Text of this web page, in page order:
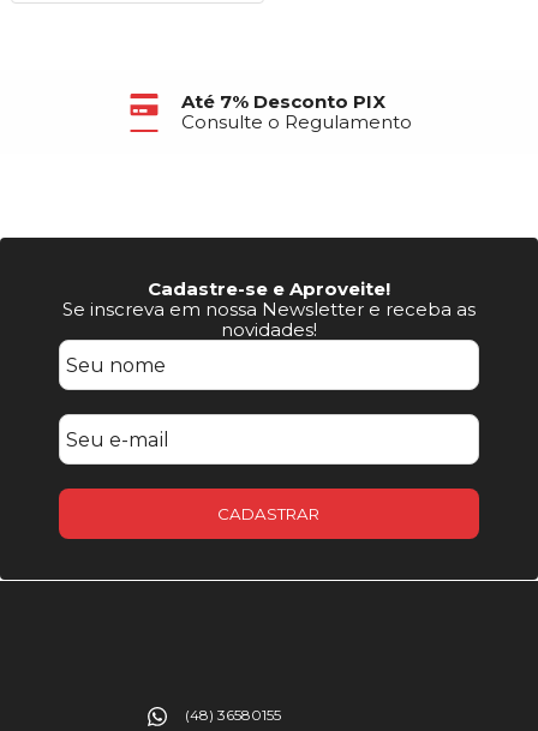
Até 7% Desconto PIX
Consulte o Regulamento
Cadastre-se e Aproveite!
Se inscreva em nossa Newsletter e receba as
novidades!
CADASTRAR
(48) 36580155